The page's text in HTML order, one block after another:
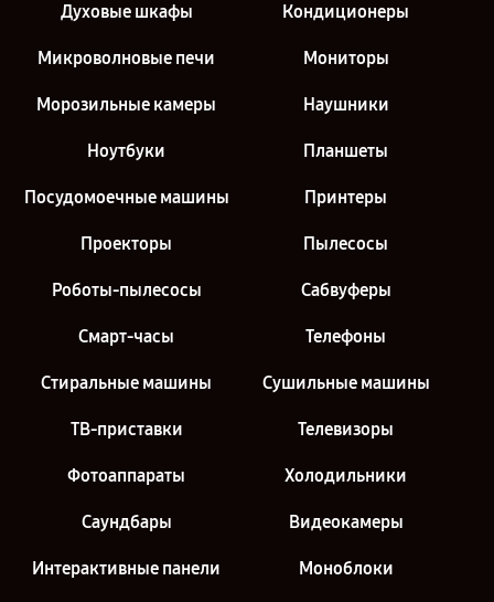
Духовые шкафы Кондиционеры
Микроволновые печи Мониторы
Морозильные камеры Наушники
Ноутбуки Планшеты
Посудомоечные машины Принтеры
Проекторы Пылесосы
Роботы-пылесосы Сабвуферы
Смарт-часы Телефоны
Стиральные машины Сушильные машины
ТВ-приставки Телевизоры
Фотоаппараты Холодильники
Саундбары Видеокамеры
Интерактивные панели Моноблоки